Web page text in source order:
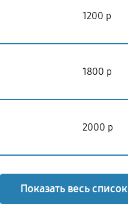
1200 р
1800 р
2000 р
Показать весь список